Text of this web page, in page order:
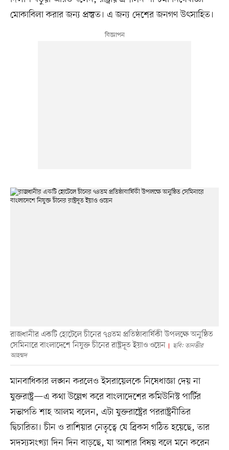
মোকাবিলা করার জন্য প্রস্তুত। এ জন্য দেশের জনগণ উৎসাহিত।
রাজধানীর একটি হোটেলে চীনের ৭৪তম প্রতিষ্ঠাবার্ষিকী উপলক্ষে অনুষ্ঠিত
সেমিনারে বাংলাদেশে নিযুক্ত চীনের রাষ্ট্রদূত ইয়াও ওয়েন
ছবি: তানভীর
আহম্মদ
মানবাধিকার লঙ্ঘন করলেও ইসরায়েলকে নিষেধাজ্ঞা দেয় না
যুক্তরাষ্ট্র—এ কথা উল্লেখ করে বাংলাদেশের কমিউনিস্ট পার্টির
সভাপতি শাহ আলম বলেন, এটা যুক্তরাষ্ট্রের পররাষ্ট্রনীতির
দ্বিচারিতা। চীন ও রাশিয়ার নেতৃত্বে যে ব্রিকস গঠিত হয়েছে, তার
সদস্যসংখ্যা দিন দিন বাড়ছে, যা আশার বিষয় বলে মনে করেন